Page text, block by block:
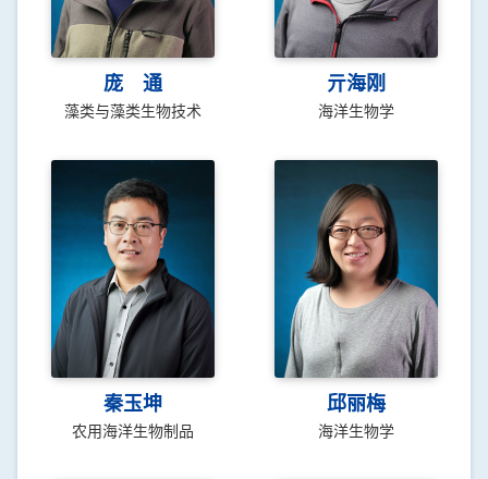
庞 通
藻类与藻类生物技术
亓海刚
海洋生物学
秦玉坤
农用海洋生物制品
邱丽梅
海洋生物学